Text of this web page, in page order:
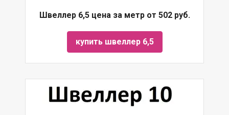
Швеллер 6,5 цена за метр от 502 руб.
купить швеллер 6,5